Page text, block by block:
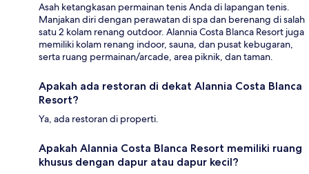
Asah ketangkasan permainan tenis Anda di lapangan tenis.
Manjakan diri dengan perawatan di spa dan berenang di salah
satu 2 kolam renang outdoor. Alannia Costa Blanca Resort juga
memiliki kolam renang indoor, sauna, dan pusat kebugaran,
serta ruang permainan/arcade, area piknik, dan taman.
Apakah ada restoran di dekat Alannia Costa Blanca
Resort?
Ya, ada restoran di properti.
Apakah Alannia Costa Blanca Resort memiliki ruang
khusus dengan dapur atau dapur kecil?